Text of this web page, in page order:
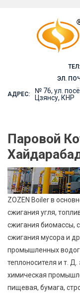
ТЕЛ:
ЭЛ.
АДРЕС:
№ 76, ул.
Цзянсу, КНР
Паровой
ZOZEN Boiler в
сжигания угля,
сжигания биомассы,
сжигания мусора и
промышленных
теплоносителя и т.
химическая
пищевая, бумага,